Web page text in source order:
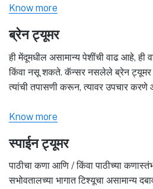
Know more
ब्रेन ट्यूमर
ही मेंदूमधील असामान्य पेशींची वाढ आहे,
किंवा नसू शकते. कॅन्सर नसलेले ब्रेन ट्यूमर
त्यांची तपासणी करून, त्यावर उपचार
Know more
स्पाईन ट्यूमर
पाठीचा कणा आणि / किंवा पाठीच्या
सभोवतालच्या भागात टिश्यूचा असामान्य